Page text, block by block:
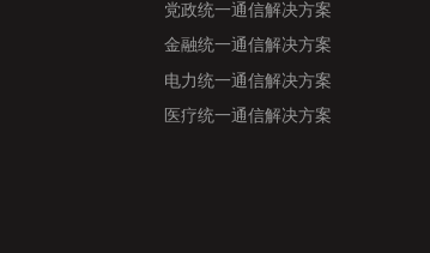
党政统一通信解决方案
金融统一通信解决方案
电力统一通信解决方案
医疗统一通信解决方案